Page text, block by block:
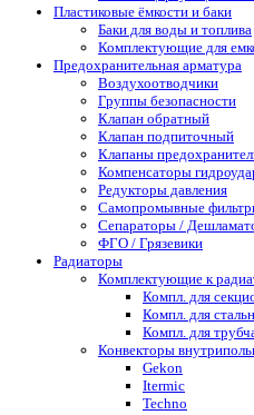
Пластиковые ёмкости и баки
Баки для воды и топлива
Комплектующие для
Предохранительная арматура
Воздухоотводчики
Группы безопасности
Клапан обратный
Клапан подпиточный
Клапаны
Компенсаторы
Редукторы давления
Самопромывные
Сепараторы /
ФГО / Грязевики
Радиаторы
Комплектующие к
Компл. для
Компл. для
Компл. для
Конвекторы
Gekon
Itermic
Techno